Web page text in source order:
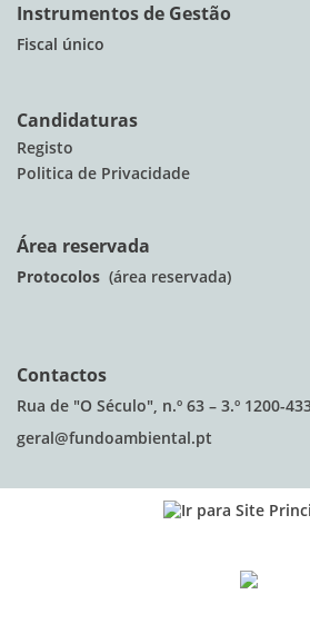
Instrumentos de Gestão
Fiscal único
Candidaturas
Registo
Politica de Privacidade
Área reservada
Protocolos (área reservada)
Contactos
Rua de "O Século", n.º 63 – 3.º 1200-
geral@fundoambiental.pt